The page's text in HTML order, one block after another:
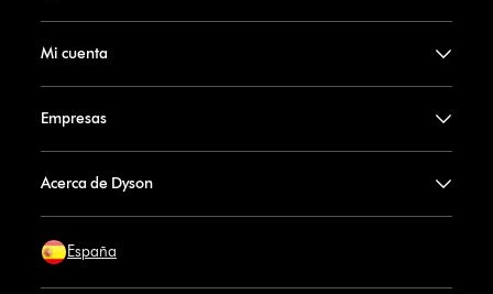
Mi cuenta
Empresas
Acerca de Dyson
España